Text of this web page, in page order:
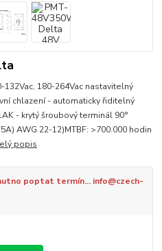
132Vac, 180-264Vac nastavitelný
chlazení - automaticky řiditelný
- krytý šroubový terminál 90°
AWG 22-12)MTBF: >700.000 hodin
popis
poptat termín... info@czech-